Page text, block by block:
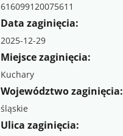
616099120075611
Data zaginięcia:
2025-12-29
Miejsce zaginięcia:
Kuchary
Województwo zaginięcia:
śląskie
Ulica zaginięcia: